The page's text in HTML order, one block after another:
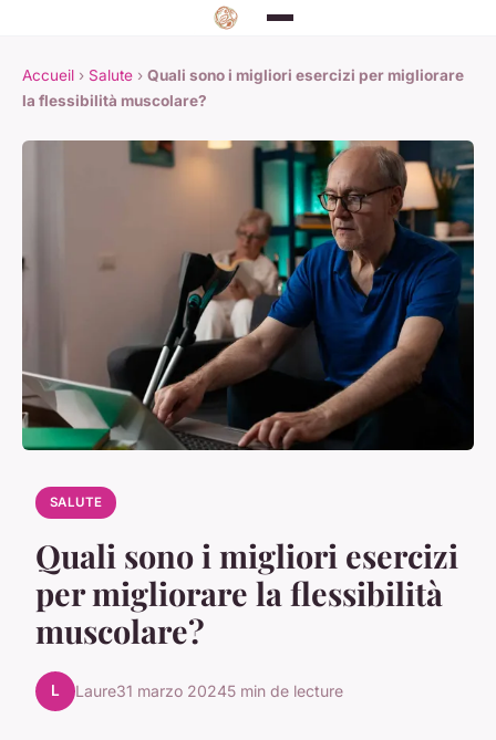
Accueil › Salute › Quali sono i migliori esercizi per migliorare
la flessibilità muscolare?
SALUTE
Quali sono i migliori esercizi
per migliorare la flessibilità
muscolare?
L Laure31 marzo 20245 min de lecture